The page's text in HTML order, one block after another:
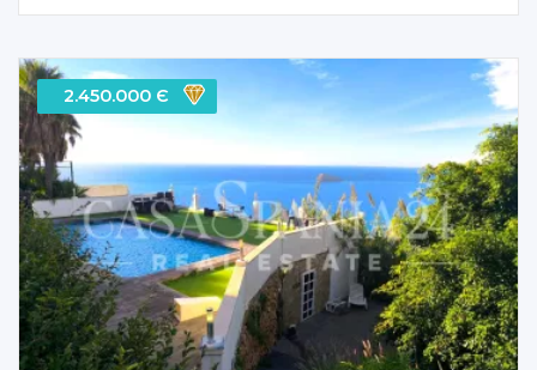
2.450.000 Є